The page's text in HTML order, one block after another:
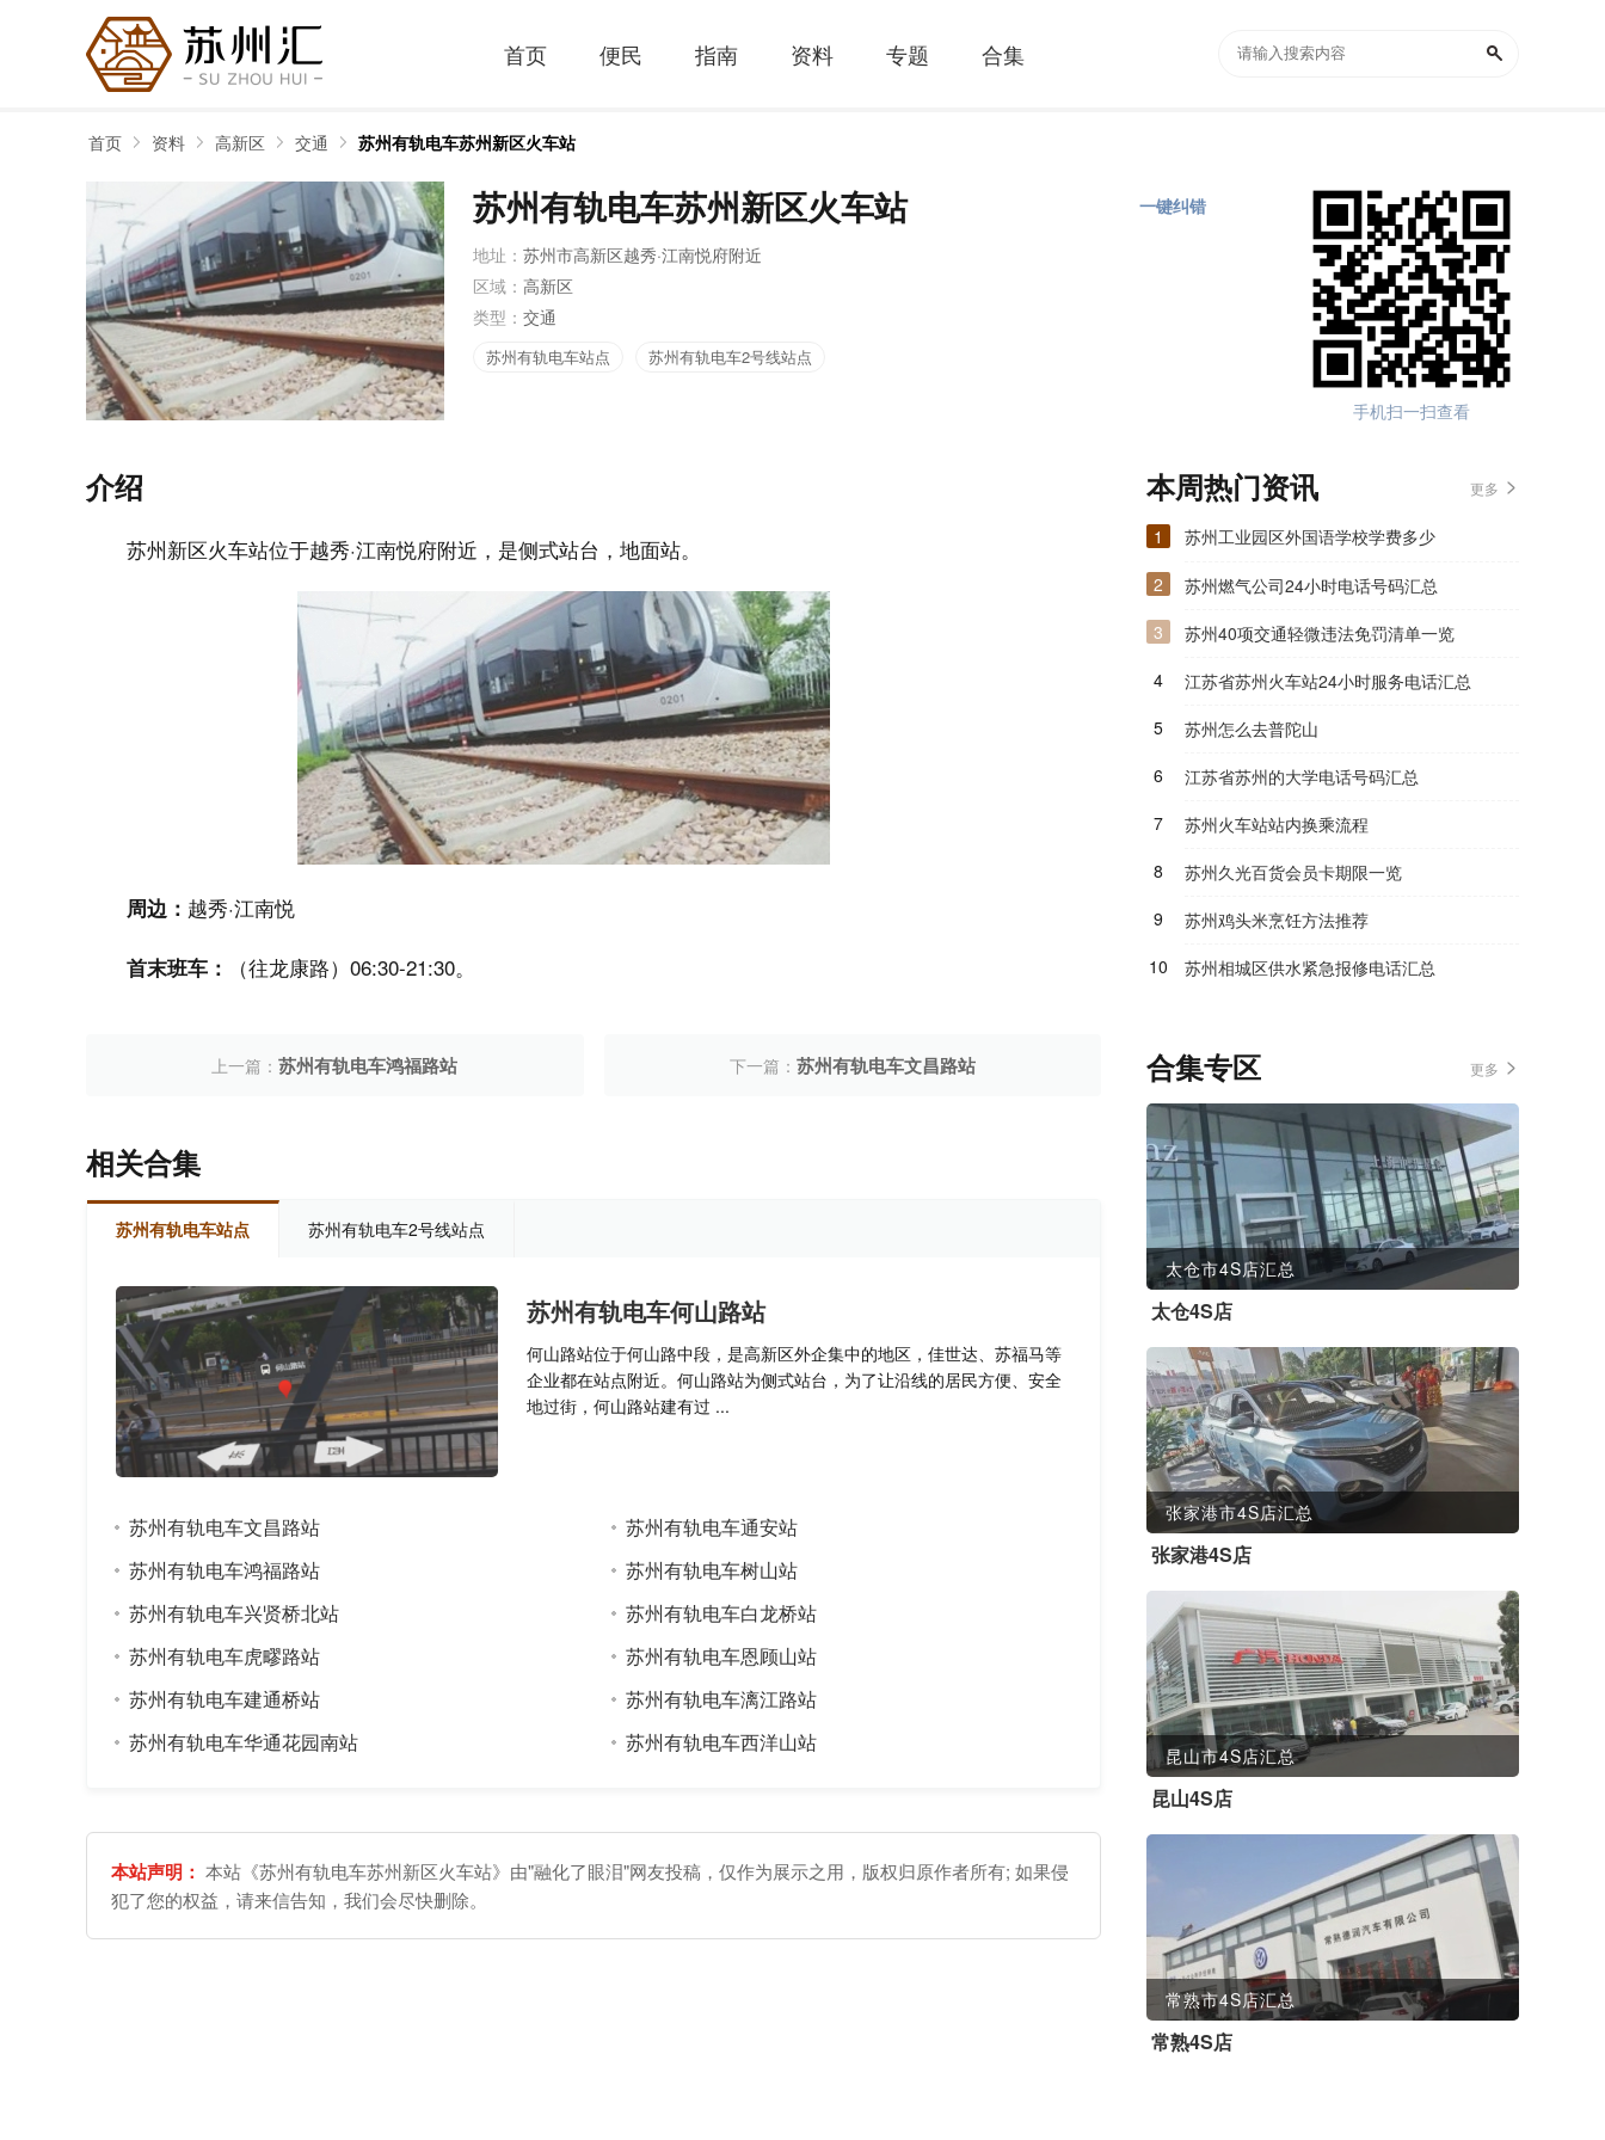
首页 便民 指南 资料 专题 合集
首页 资料 高新区 交通 苏州有轨电车苏州新区火车站
手机扫一扫查看
苏州有轨电车苏州新区火车站
地址： 苏州市高新区越秀·江南悦府附近
区域： 高新区
类型： 交通
苏州有轨电车站点 苏州有轨电车2号线站点
一键纠错
介绍
苏州新区火车站位于越秀·江南悦府附近，是侧式站台，地面站。
周边： 越秀·江南悦
首末班车： （往龙康路）06:30-21:30。
上一篇：苏州有轨电车鸿福路站 下一篇： 苏州有轨电车文昌路站
相关合集
苏州有轨电车站点 苏州有轨电车2号线站点
苏州有轨电车何山路站
何山路站位于何山路中段，是高新区外企集中的地区，佳世达、苏福马等
企业都在站点附近。何山路站为侧式站台，为了让沿线的居民方便、安全
地过街，何山路站建有过 ...
苏州有轨电车文昌路站
苏州有轨电车鸿福路站
苏州有轨电车兴贤桥北站
苏州有轨电车虎疁路站
苏州有轨电车建通桥站
苏州有轨电车华通花园南站
苏州有轨电车通安站
苏州有轨电车树山站
苏州有轨电车白龙桥站
苏州有轨电车恩顾山站
苏州有轨电车漓江路站
苏州有轨电车西洋山站
本站声明： 本站《苏州有轨电车苏州新区火车站》由"融化了眼泪"网友投稿，仅作为展示之用，版权归原作者所有; 如果侵
犯了您的权益，请来信告知，我们会尽快删除。
本周热门资讯 更多
1
苏州工业园区外国语学校学费多少
2
苏州燃气公司24小时电话号码汇总
3
苏州40项交通轻微违法免罚清单一览
4
江苏省苏州火车站24小时服务电话汇总
5
苏州怎么去普陀山
6
江苏省苏州的大学电话号码汇总
7
苏州火车站站内换乘流程
8
苏州久光百货会员卡期限一览
9
苏州鸡头米烹饪方法推荐
10
苏州相城区供水紧急报修电话汇总
合集专区 更多
太仓市4S店汇总
太仓4S店
张家港市4S店汇总
张家港4S店
昆山市4S店汇总
昆山4S店
常熟市4S店汇总
常熟4S店